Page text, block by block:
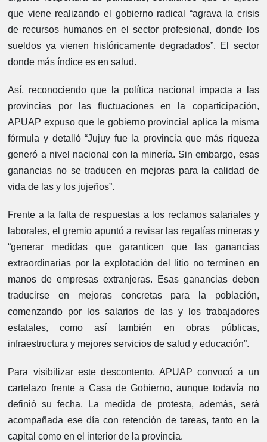
que viene realizando el gobierno radical “agrava la crisis
de recursos humanos en el sector profesional, donde los
sueldos ya vienen históricamente degradados”. El sector
donde más índice es en salud.
Así, reconociendo que la política nacional impacta a las
provincias por las fluctuaciones en la coparticipación,
APUAP expuso que le gobierno provincial aplica la misma
fórmula y detalló “Jujuy fue la provincia que más riqueza
generó a nivel nacional con la minería. Sin embargo, esas
ganancias no se traducen en mejoras para la calidad de
vida de las y los jujeños”.
Frente a la falta de respuestas a los reclamos salariales y
laborales, el gremio apuntó a revisar las regalías mineras y
“generar medidas que garanticen que las ganancias
extraordinarias por la explotación del litio no terminen en
manos de empresas extranjeras. Esas ganancias deben
traducirse en mejoras concretas para la población,
comenzando por los salarios de las y los trabajadores
estatales, como así también en obras públicas,
infraestructura y mejores servicios de salud y educación”.
Para visibilizar este descontento, APUAP convocó a un
cartelazo frente a Casa de Gobierno, aunque todavía no
definió su fecha. La medida de protesta, además, será
acompañada ese día con retención de tareas, tanto en la
capital como en el interior de la provincia.